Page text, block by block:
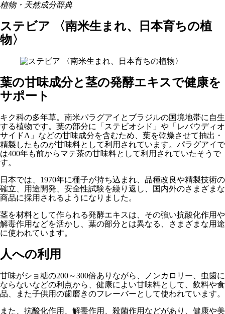
植物・天然成分辞典
ステビア 〈南米生まれ、日本育ちの植
物〉
葉の甘味成分と茎の発酵エキスで健康を
サポート
キク科の多年草。南米パラグアイとブラジルの国境地帯に自生
する植物です。葉の部分に「ステビオシド」や「レバウディオ
サイドA」などの甘味成分を含むため、葉を乾燥させて抽出・
精製したものが甘味料として利用されています。パラグアイで
は400年も前からマテ茶の甘味料として利用されていたそうで
す。
日本では、1970年に種子が持ち込まれ、品種改良や精製技術の
確立、用途開発、安全性試験を繰り返し、国内外のさまざまな
商品に採用されるようになりました。
茎を材料として作られる発酵エキスは、その強い抗酸化作用や
解毒作用などを活かし、葉の部分とは異なる、さまざまな用途
に使われています。
人への利用
甘味がショ糖の200～300倍ありながら、ノンカロリー、虫歯に
ならないなどの利点から、健康によい甘味料として、飲料や食
品、また子供用の歯磨きのフレーバーとして使われています。
また、抗酸化作用、解毒作用、殺菌作用などがあり、健康や美